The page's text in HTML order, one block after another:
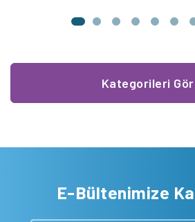
Kategorileri Gör
E-Bültenimize